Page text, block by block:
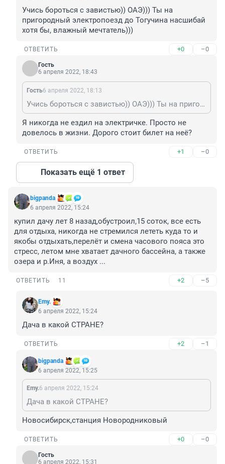
Учись бороться с завистью)) ОАЭ))) Ты на
пригородный электропоезд до Тогучина насшибай
хотя бы, влажный мечтатель)))
ОТВЕТИТЬ +0 –0
Гость
6 апреля 2022, 18:43
Гость6 апреля 2022, 18:13
Учись бороться с завистью)) ОАЭ))) Ты на пригородный электропоезд до Тогучина насшибай хотя бы, влажный мечтатель)))
Я никогда не ездил на электричке. Просто не
довелось в жизни. Дорого стоит билет на неё?
ОТВЕТИТЬ +1 –0
Показать ещё 1 ответ
bigpanda
6 апреля 2022, 15:24
купил дачу лет 8 назад,обустроил,15 соток, все есть
для отдыха, никогда не стремился лететь куда то и
якобы отдыхать,перелёт и смена часового пояса это
стресс, летом мне хватает дачного бассейна, а также
озера и р.Иня, а воздух ...
ОТВЕТИТЬ 11 +2 –5
Emy.
6 апреля 2022, 15:24
Дача в какой СТРАНЕ?
ОТВЕТИТЬ +2 –1
bigpanda
6 апреля 2022, 15:25
Emy.6 апреля 2022, 15:24
Дача в какой СТРАНЕ?
Новосибирск,станция Новородниковый
ОТВЕТИТЬ +0 –0
Гость
6 апреля 2022, 15:31